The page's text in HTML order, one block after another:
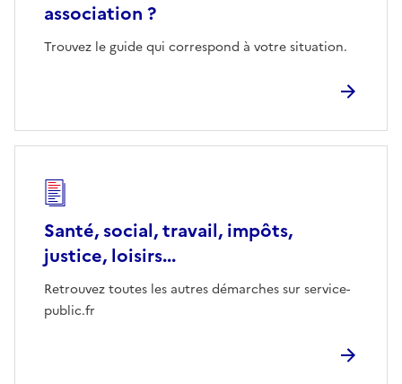
association ?
Trouvez le guide qui correspond à votre situation.
Santé, social, travail, impôts,
justice, loisirs...
Retrouvez toutes les autres démarches sur service-
public.fr